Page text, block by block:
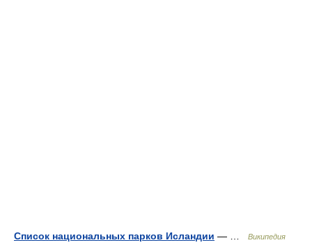
Список национальных парков Исландии — … Википедия